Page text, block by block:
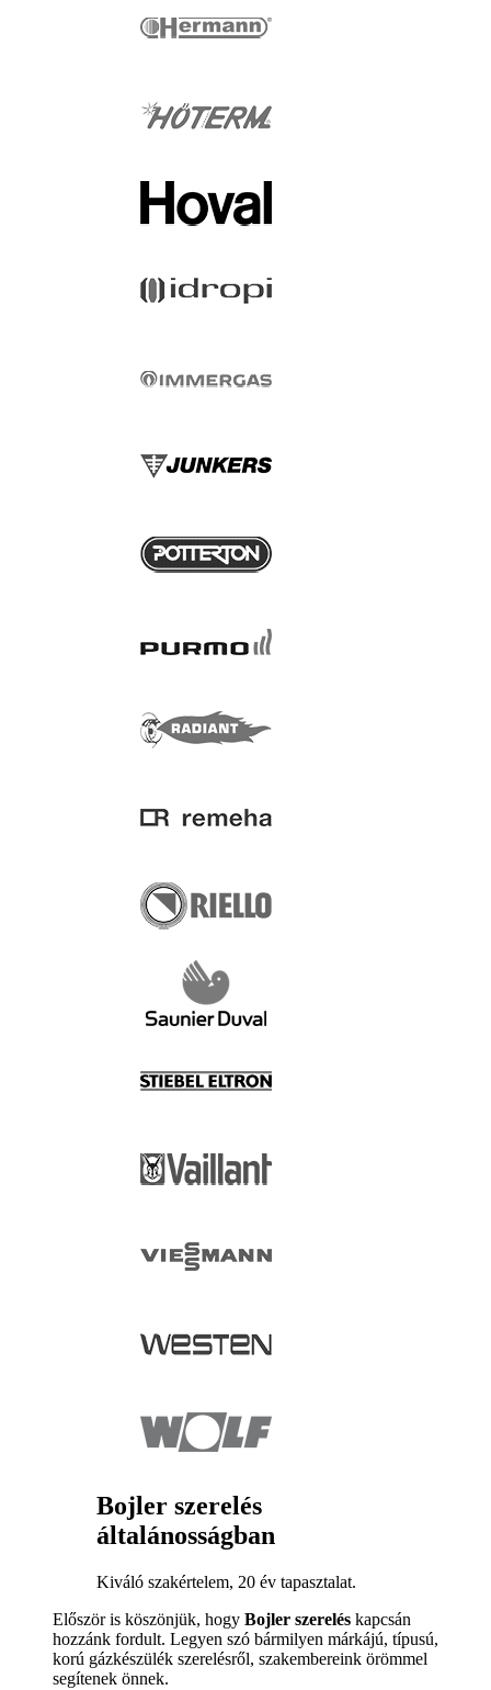
Bojler szerelés
általánosságban
Kiváló szakértelem, 20 év tapasztalat.
Először is köszönjük, hogy Bojler szerelés kapcsán
hozzánk fordult. Legyen szó bármilyen márkájú, típusú,
korú gázkészülék szerelésről, szakembereink örömmel
segítenek önnek.